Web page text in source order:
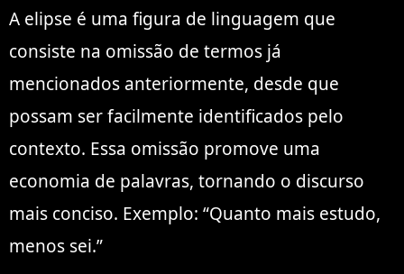
A elipse é uma figura de linguagem que
consiste na omissão de termos já
mencionados anteriormente, desde que
possam ser facilmente identificados pelo
contexto. Essa omissão promove uma
economia de palavras, tornando o discurso
mais conciso. Exemplo: “Quanto mais estudo,
menos sei.”